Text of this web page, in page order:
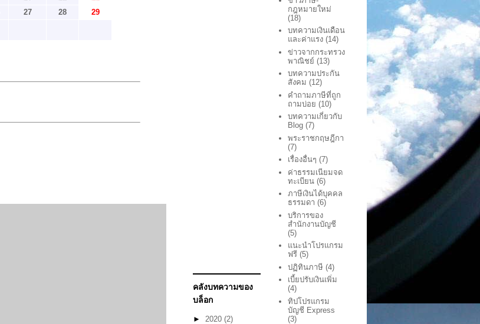
27 28
29
คลังบทความของ
บล็อก
► 2020 (2)
กฎหมายใหม่
(18)
บทความเงินเดือน
และค่าแรง (14)
ข่าวจากกระทรวง
พาณิชย์ (13)
บทความประกัน
สังคม (12)
คำถามภาษีที่ถูก
ถามบ่อย (10)
บทความเกี่ยวกับ
Blog (7)
พระราชกฤษฎีกา
(7)
เรื่องอื่นๆ (7)
ค่าธรรมเนียมจด
ทะเบียน (6)
ภาษีเงินได้บุคคล
ธรรมดา (6)
บริการของ
สำนักงานบัญชี
(5)
แนะนำโปรแกรม
ฟรี (5)
ปฏิทินภาษี (4)
เบี้ยปรับเงินเพิ่ม
(4)
ทิปโปรแกรม
บัญชี Express
(3)